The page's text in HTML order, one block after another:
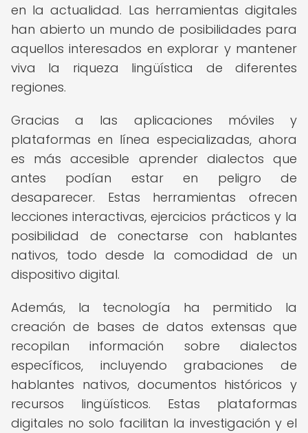
en la actualidad. Las herramientas digitales
han abierto un mundo de posibilidades para
aquellos interesados en explorar y mantener
viva la riqueza lingüística de diferentes
regiones.
Gracias a las aplicaciones móviles y
plataformas en línea especializadas, ahora
es más accesible aprender dialectos que
antes podían estar en peligro de
desaparecer. Estas herramientas ofrecen
lecciones interactivas, ejercicios prácticos y la
posibilidad de conectarse con hablantes
nativos, todo desde la comodidad de un
dispositivo digital.
Además, la tecnología ha permitido la
creación de bases de datos extensas que
recopilan información sobre dialectos
específicos, incluyendo grabaciones de
hablantes nativos, documentos históricos y
recursos lingüísticos. Estas plataformas
digitales no solo facilitan la investigación y el